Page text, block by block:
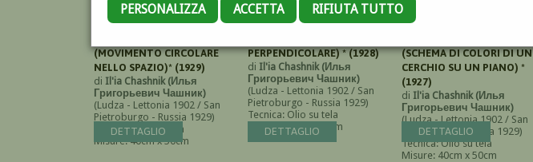
PERSONALIZZA ACCETTA RIFIUTA TUTTO
КРУГОВОЕ ДВИЖЕНИЕ В
(MOVIMENTO CIRCOLARE
NELLO SPAZIO)* (1929)
di Il'ia Chashnik (Илья
Григорьевич Чашник)
(Ludza - Lettonia 1902 / San
Pietroburgo - Russia 1929)
Tecnica: Olio su tela
Misure: 40cm x 50cm
DETTAGLIO
ПЕРПЕНДИКУЛЯРНЫЙ
PERPENDICOLARE) * (1928)
di Il'ia Chashnik (Илья
Григорьевич Чашник)
(Ludza - Lettonia 1902 / San
Pietroburgo - Russia 1929)
Tecnica: Olio su tela
Misure: 40cm x 50cm
DETTAGLIO
ЦВЕТОВОЕ РЕШЕНИЕ
(SCHEMA DI COLORI DI UN
CERCHIO SU UN PIANO) *
(1927)
di Il'ia Chashnik (Илья
Григорьевич Чашник)
(Ludza - Lettonia 1902 / San
Pietroburgo - Russia 1929)
Tecnica: Olio su tela
Misure: 40cm x 50cm
DETTAGLIO